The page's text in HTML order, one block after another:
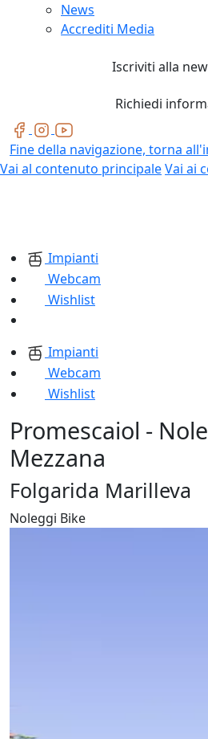
News
Accrediti Media
Iscriviti alla
Richiedi
Fine della navigazione, torna
Vai al contenuto principaleVai ai
Impianti
Webcam
Wishlist
Impianti
Webcam
Wishlist
Promescaiol -
Mezzana
Folgarida Marilleva
Noleggi Bike